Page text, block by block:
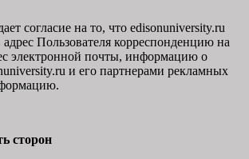
согласие на то, что edisonuniversity.ru
адрес Пользователя корреспонденцию на
электронной почты, информацию о
и его партнерами рекламных
сторон